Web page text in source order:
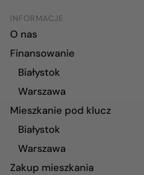
INFORMACJE
O nas
Finansowanie
Białystok
Warszawa
Mieszkanie pod klucz
Białystok
Warszawa
Zakup mieszkania